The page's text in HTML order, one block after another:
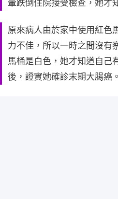
暈跌倒住院接受檢查，她才
原來病人由於家中使用紅色
力不佳，所以一時之間沒有
馬桶是白色，她才知道自己
後，證實她確診末期大腸癌。